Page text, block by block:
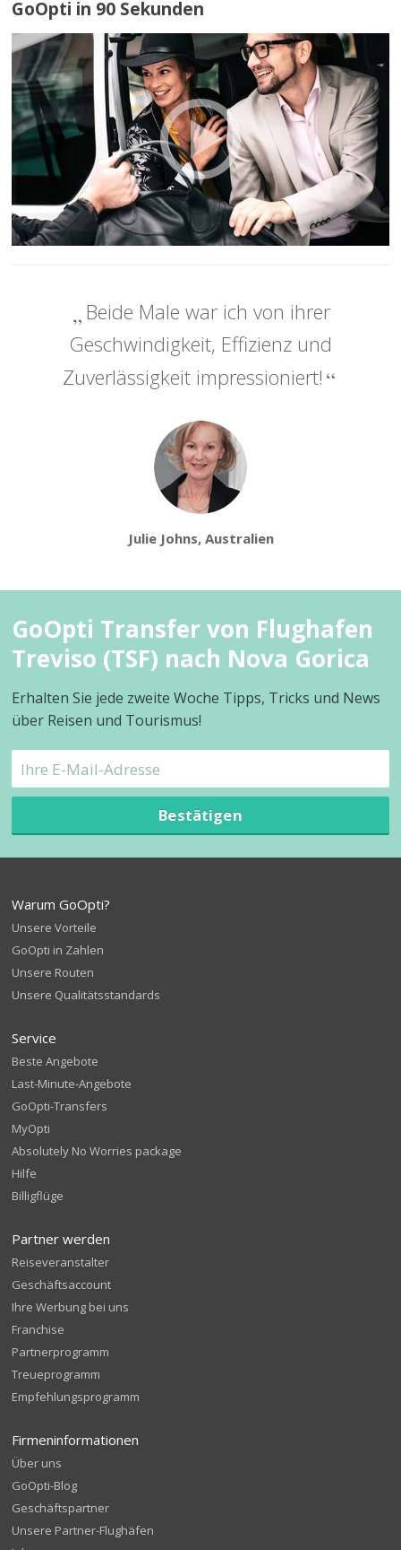
GoOpti in 90 Sekunden
Beide Male war ich von ihrer
Geschwindigkeit, Effizienz und
Zuverlässigkeit impressioniert!
Julie Johns, Australien
GoOpti Transfer von Flughafen
Treviso (TSF) nach Nova Gorica
Erhalten Sie jede zweite Woche Tipps, Tricks und News
über Reisen und Tourismus!
Bestätigen
Warum GoOpti?
Unsere Vorteile
GoOpti in Zahlen
Unsere Routen
Unsere Qualitätsstandards
Service
Beste Angebote
Last-Minute-Angebote
GoOpti-Transfers
MyOpti
Absolutely No Worries package
Hilfe
Billigflüge
Partner werden
Reiseveranstalter
Geschäftsaccount
Ihre Werbung bei uns
Franchise
Partnerprogramm
Treueprogramm
Empfehlungsprogramm
Firmeninformationen
Über uns
GoOpti-Blog
Geschäftspartner
Unsere Partner-Flughäfen